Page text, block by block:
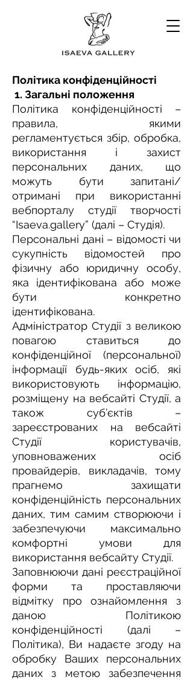
Політика конфіденційності
1. Загальні положення
Політика конфіденційності –
правила, якими
регламентується збір, обробка,
використання і захист
персональних даних, що
можуть бути запитані/
отримані при використанні
вебпорталу студії творчості
“Іsaeva.gallery” (далі – Студія).
Персональні дані – відомості чи
сукупність відомостей про
фізичну або юридичну особу,
яка ідентифікована або може
бути конкретно
ідентифікована.
Адміністратор Студії з великою
повагою ставиться до
конфіденційної (персональної)
інформації будь-яких осіб, які
використовують інформацію,
розміщену на вебсайті Студії, а
також суб’єктів –
зареєстрованих на вебсайті
Студії користувачів,
уповноважених осіб
провайдерів, викладачів, тому
прагнемо захищати
конфіденційність персональних
даних, тим самим створюючи і
забезпечуючи максимально
комфортні умови для
використання вебсайту Студії.
Заповнюючи дані реєстраційної
форми та проставляючи
відмітку про ознайомлення з
даною Політикою
конфіденційності (далі –
Політика), Ви надаєте згоду на
обробку Ваших персональних
даних з метою забезпечення